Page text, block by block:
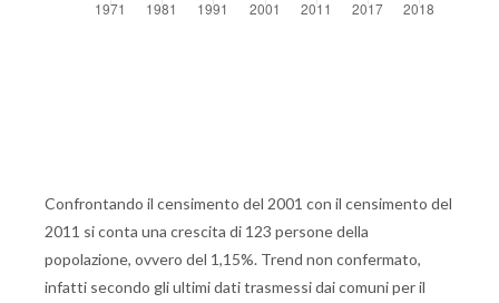
Confrontando il censimento del 2001 con il censimento del
2011 si conta una crescita di 123 persone della
popolazione, ovvero del 1,15%. Trend non confermato,
infatti secondo gli ultimi dati trasmessi dai comuni per il